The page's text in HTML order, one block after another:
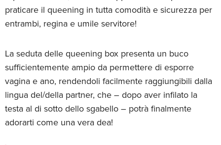
praticare il queening in tutta comodità e sicurezza per
entrambi, regina e umile servitore!
La seduta delle queening box presenta un buco
sufficientemente ampio da permettere di esporre
vagina e ano, rendendoli facilmente raggiungibili dalla
lingua del/della partner, che – dopo aver infilato la
testa al di sotto dello sgabello – potrà finalmente
adorarti come una vera dea!